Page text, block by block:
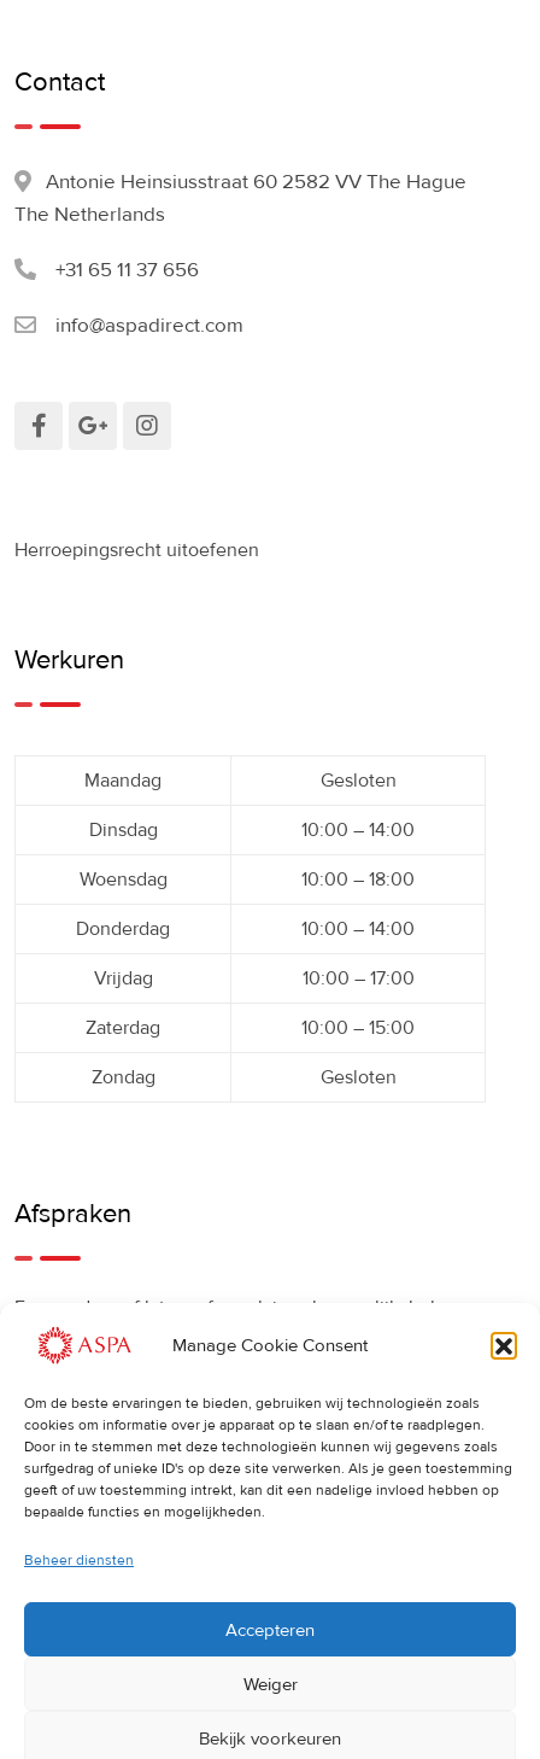
Manage Cookie Consent
Om de beste ervaringen te bieden, gebruiken wij technologieën zoals
cookies om informatie over je apparaat op te slaan en/of te raadplegen.
Door in te stemmen met deze technologieën kunnen wij gegevens zoals
surfgedrag of unieke ID's op deze site verwerken. Als je geen toestemming
geeft of uw toestemming intrekt, kan dit een nadelige invloed hebben op
bepaalde functies en mogelijkheden.
Beheer diensten
Accepteren
Weiger
Bekijk voorkeuren
Contact
Antonie Heinsiusstraat 60 2582 VV The Hague
The Netherlands
+31 65 11 37 656
info@aspadirect.com
Herroepingsrecht uitoefenen
Werkuren
Maandag Gesloten
Dinsdag 10:00 – 14:00
Woensdag 10:00 – 18:00
Donderdag 10:00 – 14:00
Vrijdag 10:00 – 17:00
Zaterdag 10:00 – 15:00
Zondag Gesloten
Afspraken
Een eerdere of latere afspraak is ook mogelijk, bel ons
gerust.
Cancellations:
Indien u een afspraak wilt wijzigen of annuleren, vragen wij
u dit 24 uur van tevoren door te geven. Anders worden de
© 2025 ASPA Direct